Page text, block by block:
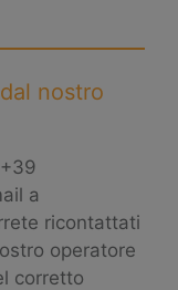
nostro
a
ricontattati
operatore
corretto